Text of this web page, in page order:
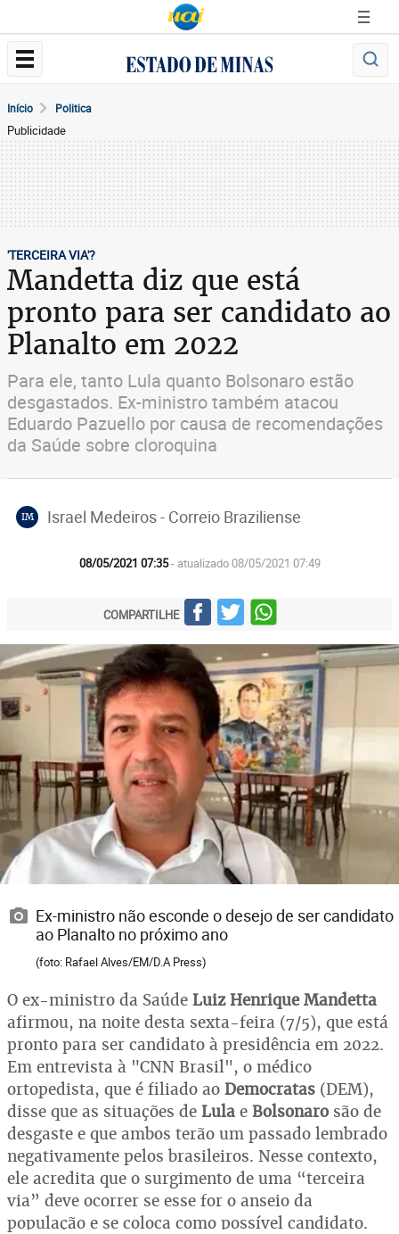
Início Politica
Publicidade
'TERCEIRA VIA'?
Mandetta diz que está
pronto para ser candidato ao
Planalto em 2022
Para ele, tanto Lula quanto Bolsonaro estão
desgastados. Ex-ministro também atacou
Eduardo Pazuello por causa de recomendações
da Saúde sobre cloroquina
IM Israel Medeiros - Correio Braziliense
08/05/2021 07:35- atualizado 08/05/2021 07:49
COMPARTILHE
Ex-ministro não esconde o desejo de ser candidato
ao Planalto no próximo ano
(foto: Rafael Alves/EM/D.A Press)
O ex-ministro da Saúde Luiz Henrique Mandetta
afirmou, na noite desta sexta-feira (7/5), que está
pronto para ser candidato à presidência em 2022.
Em entrevista à "CNN Brasil", o médico
ortopedista, que é filiado ao Democratas (DEM),
disse que as situações de Lula e Bolsonaro são de
desgaste e que ambos terão um passado lembrado
negativamente pelos brasileiros. Nesse contexto,
ele acredita que o surgimento de uma “terceira
via” deve ocorrer se esse for o anseio da
população e se coloca como possível candidato.